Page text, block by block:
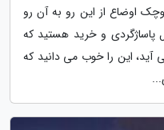
اوضاع از این رو به آن رو
پاساژگردی و خرید هستید که
این را خوب می دانید که